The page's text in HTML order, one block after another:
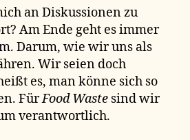
an Diskussionen zu
Am Ende geht es immer
Darum, wie wir uns als
Wir seien doch
es, man könne sich so
FürFood Waste sind wir
verantwortlich.